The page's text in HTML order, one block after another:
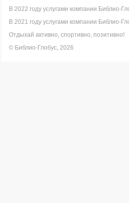
В 2022 году услугами компании Библио-
В 2021 году услугами компании Библио-
Отдыхай активно, спортивно, позитивно!
© Библио-Глобус, 2026